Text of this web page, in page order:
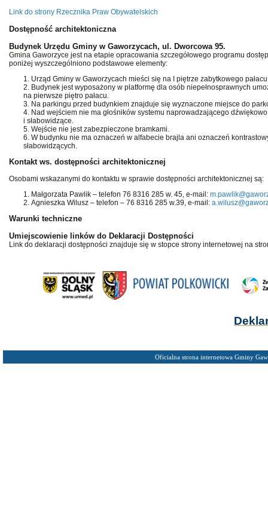
Link do strony Rzecznika Praw Obywatelskich
Dostępność architektoniczna
Budynek Urzędu Gminy w Gaworzycach, ul. Dworcowa 95.
Gmina Gaworzyce jest na etapie opracowania szczegółowego programu
poniżej wyszczególniono podstawowe elementy:
Urząd Gminy w Gaworzycach mieści się na I piętrze zabytkowego
Budynek jest wyposażony w platformę dla osób niepełnosprawnych
na pierwsze piętro pałacu.
Na parkingu przed budynkiem znajduje się wyznaczone miejsce do
Nad wejściem nie ma głośników systemu naprowadzającego
i słabowidzące.
Wejście nie jest zabezpieczone bramkami.
W budynku nie ma oznaczeń w alfabecie brajla ani oznaczeń
słabowidzących.
Kontakt ws. dostępności architektonicznej
Osobami wskazanymi do kontaktu w sprawie dostępności architektonicznej są:
Małgorzata Pawlik – telefon 76 8316 285 w. 45, e-mail:
Agnieszka Wilusz – telefon – 76 8316 285 w.39, e-mail:
Warunki techniczne
Umiejscowienie linków do Deklaracji Dostępności
Link do deklaracji dostępności znajduje się w stopce strony internetowej na
Oficialna strona internetowa Gminy